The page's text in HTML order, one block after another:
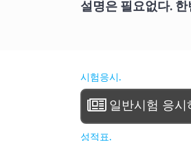
설명은 필요없다. 한
시험응시.
일반시험 응시
성적표.